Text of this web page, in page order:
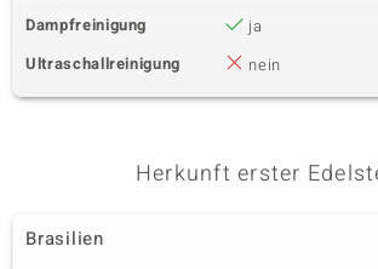
Dampfreinigung
ja
Ultraschallreinigung
nein
Herkunft erster
Brasilien